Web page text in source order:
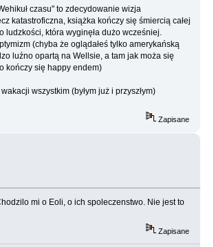
czasu" to zdecydowanie wizja
katastroficzna, książka kończy się śmiercią całej
ludzkości, która wyginęła dużo wcześniej.
(chyba że oglądałeś tylko amerykańską
luźno opartą na Wellsie, a tam jak moża się
kończy się happy endem)
wszystkim (byłym już i przyszłym)
Zapisane
mi o Eoli, o ich spoleczenstwo. Nie jest to
Zapisane